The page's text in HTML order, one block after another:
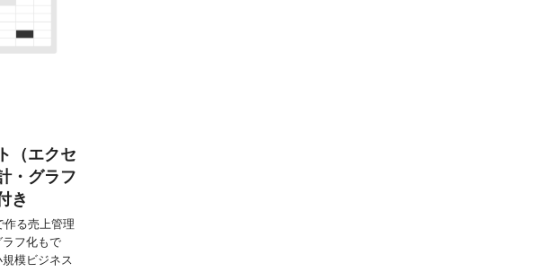
（エクセ
・グラフ
き
作る売上管理
フ化もで
模ビジネス